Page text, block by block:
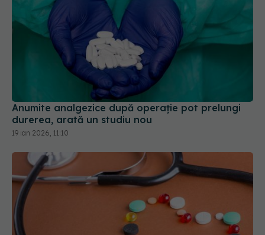
Anumite analgezice după operație pot prelungi
durerea, arată un studiu nou
19 ian 2026, 11:10